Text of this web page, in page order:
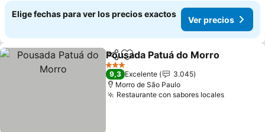
Elige fechas para ver los precios exactos
Ver precios
CompartirAgregar a favoritos
Pousada Patuá do Morro
3 Estrellas
9,3 Excelente
3.045
Morro de São Paulo
Restaurante con sabores locales